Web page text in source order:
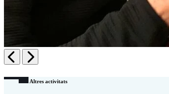
AnteriorSiguiente
Altres activitats